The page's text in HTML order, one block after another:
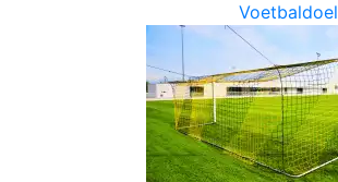
Voetbaldoel